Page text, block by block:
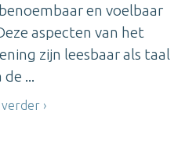
en voelbaar
aspecten van het
zijn leesbaar als taal
de ...
verder